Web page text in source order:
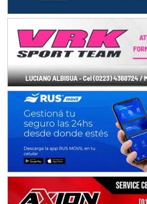
NORESTE SANTAFESINO - F6
Avellaneda (Santa Fe)
SUR SANTAFESINO - F4
José Samuel Sánchez (Tierra)
Rufino (Santa Fe)
TUCUMANO - F5
Juan Navarro (Asfalto)